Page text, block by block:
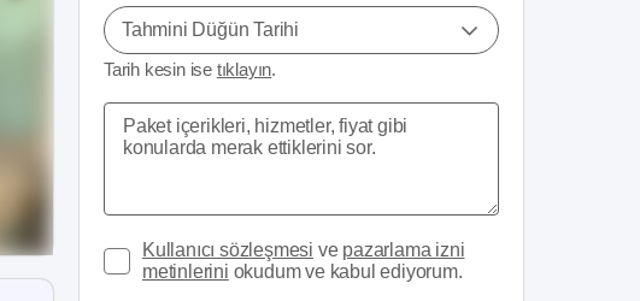
Tahmini Düğün Tarihi
Tarih kesin ise tıklayın.
Kullanıcı sözleşmesi ve pazarlama izni
metinlerini okudum ve kabul ediyorum.